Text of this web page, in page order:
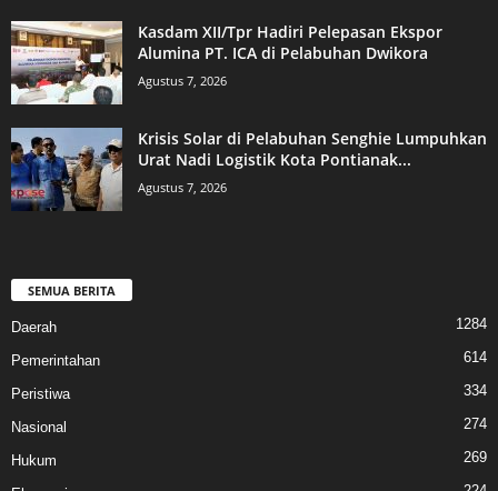
Kasdam XII/Tpr Hadiri Pelepasan Ekspor
Alumina PT. ICA di Pelabuhan Dwikora
Agustus 7, 2026
Krisis Solar di Pelabuhan Senghie Lumpuhkan
Urat Nadi Logistik Kota Pontianak...
Agustus 7, 2026
SEMUA BERITA
Daerah 1284
Pemerintahan 614
Peristiwa 334
Nasional 274
Hukum 269